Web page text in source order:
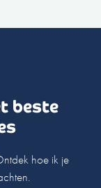
beste
hoe ik je